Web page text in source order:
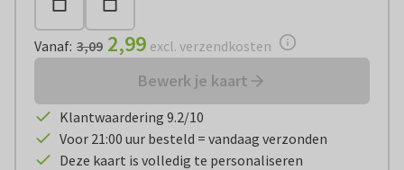
Vanaf: 3,09 2,99 excl. verzendkosten
Bewerk je kaart
Klantwaardering 9.2/10
Voor 21:00 uur besteld = vandaag verzonden
Deze kaart is volledig te personaliseren